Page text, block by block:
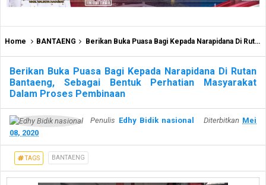
Home BANTAENG Berikan Buka Puasa Bagi Kepada Narapidana Di Rutan Bantaeng, Sebagai Bentuk Perhatian Masyarakat Dalam Proses Pembinaan
Berikan Buka Puasa Bagi Kepada Narapidana Di Rutan
Bantaeng, Sebagai Bentuk Perhatian Masyarakat
Dalam Proses Pembinaan
Penulis Edhy Bidik nasional Diterbitkan Mei
08, 2020
TAGS BANTAENG